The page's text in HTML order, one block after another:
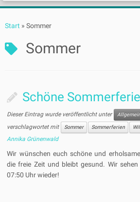
Inhalt
Start » Sommer
Sommer
Schöne
Dieser Eintrag wurde veröffentlicht unter
verschlagwortet mit
Sommer Sommerferien
Annika Grünenwald
Wir wünschen euch schöne und
die freie Zeit und bleibt gesund. Wir
07:50 Uhr wieder!